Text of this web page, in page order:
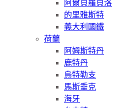
阿爾貝羅貝洛
的里雅斯特
義大利國鐵
荷蘭
阿姆斯特丹
鹿特丹
烏特勒支
馬斯垂克
海牙